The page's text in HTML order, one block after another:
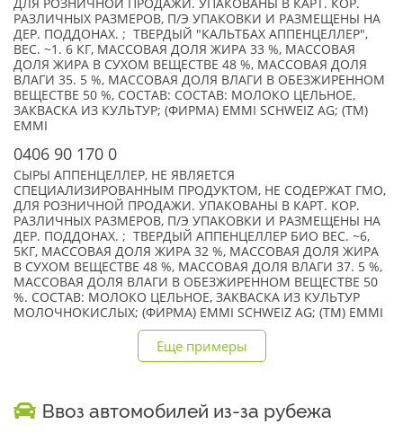
ДЛЯ РОЗНИЧНОЙ ПРОДАЖИ. УПАКОВАНЫ В КАРТ. КОР.
РАЗЛИЧНЫХ РАЗМЕРОВ, П/Э УПАКОВКИ И РАЗМЕЩЕНЫ НА
ДЕР. ПОДДОНАХ. ; ТВЕРДЫЙ "КАЛЬТБАХ АППЕНЦЕЛЛЕР",
ВЕС. ~1. 6 КГ, МАССОВАЯ ДОЛЯ ЖИРА 33 %, МАССОВАЯ
ДОЛЯ ЖИРА В СУХОМ ВЕЩЕСТВЕ 48 %, МАССОВАЯ ДОЛЯ
ВЛАГИ 35. 5 %, МАССОВАЯ ДОЛЯ ВЛАГИ В ОБЕЗЖИРЕННОМ
ВЕЩЕСТВЕ 50 %, СОСТАВ: СОСТАВ: МОЛОКО ЦЕЛЬНОЕ,
ЗАКВАСКА ИЗ КУЛЬТУР; (ФИРМА) EMMI SCHWEIZ AG; (TM)
EMMI
0406 90 170 0
СЫРЫ АППЕНЦЕЛЛЕР, НЕ ЯВЛЯЕТСЯ
СПЕЦИАЛИЗИРОВАННЫМ ПРОДУКТОМ, НЕ СОДЕРЖАТ ГМО,
ДЛЯ РОЗНИЧНОЙ ПРОДАЖИ. УПАКОВАНЫ В КАРТ. КОР.
РАЗЛИЧНЫХ РАЗМЕРОВ, П/Э УПАКОВКИ И РАЗМЕЩЕНЫ НА
ДЕР. ПОДДОНАХ. ; ТВЕРДЫЙ АППЕНЦЕЛЛЕР БИО ВЕС. ~6,
5КГ, МАССОВАЯ ДОЛЯ ЖИРА 32 %, МАССОВАЯ ДОЛЯ ЖИРА
В СУХОМ ВЕЩЕСТВЕ 48 %, МАССОВАЯ ДОЛЯ ВЛАГИ 37. 5 %,
МАССОВАЯ ДОЛЯ ВЛАГИ В ОБЕЗЖИРЕННОМ ВЕЩЕСТВЕ 50
%. СОСТАВ: МОЛОКО ЦЕЛЬНОЕ, ЗАКВАСКА ИЗ КУЛЬТУР
МОЛОЧНОКИСЛЫХ; (ФИРМА) EMMI SCHWEIZ AG; (TM) EMMI
Еще примеры
Ввоз автомобилей из-за рубежа